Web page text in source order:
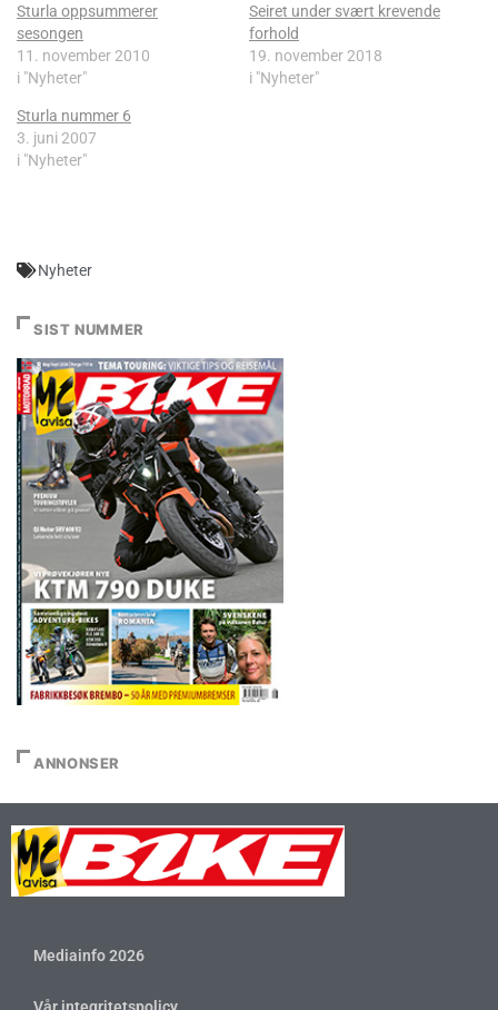
Sturla oppsummerer
sesongen
11. november 2010
i "Nyheter"
Seiret under svært krevende
forhold
19. november 2018
i "Nyheter"
Sturla nummer 6
3. juni 2007
i "Nyheter"
Nyheter
SIST NUMMER
ANNONSER
Mediainfo 2026
Vår integritetspolicy